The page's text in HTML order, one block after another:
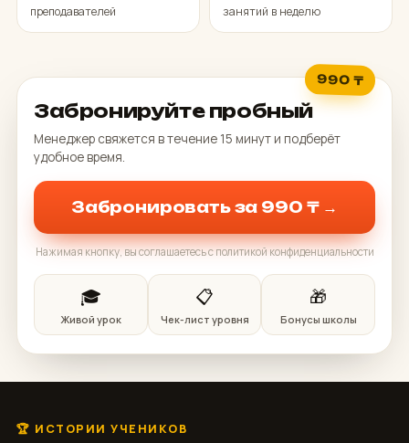
преподавателей занятий в неделю
990 ₸
Забронируйте пробный
Менеджер свяжется в течение 15 минут и подберёт
удобное время.
Забронировать за 990 ₸ →
Нажимая кнопку, вы соглашаетесь с политикой конфиденциальности
🎓
Живой урок
📋
Чек-лист уровня
🎁
Бонусы школы
🏆 ИСТОРИИ УЧЕНИКОВ